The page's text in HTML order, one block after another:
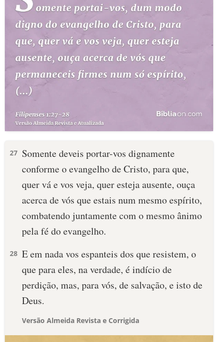
27 Somente deveis portar-vos dignamente
conforme o evangelho de Cristo, para que,
quer vá e vos veja, quer esteja ausente, ouça
acerca de vós que estais num mesmo espírito,
combatendo juntamente com o mesmo ânimo
pela fé do evangelho.
28 E em nada vos espanteis dos que resistem, o
que para eles, na verdade, é indício de
perdição, mas, para vós, de salvação, e isto de
Deus.
Versão Almeida Revista e Corrigida